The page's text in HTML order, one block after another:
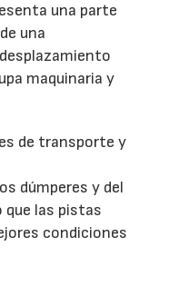
una parte
una
maquinaria y
de transporte y
dúmperes y del
las pistas
condiciones